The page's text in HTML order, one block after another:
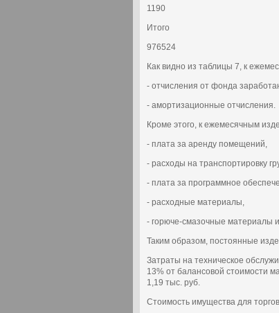
1190
Итого
976524
Как видно из таблицы 7, к
- отчисления от фонда
- амортизационные отчисления.
Кроме этого, к ежемесячным
- плата за аренду помещений,
- расходы на транспортировку
- плата за программное
- расходные материалы,
- горюче-смазочные материалы
Таким образом, постоянные
Затраты на техническое
13% от балансовой стоимости
1,19 тыс. руб.
Стоимость имущества для